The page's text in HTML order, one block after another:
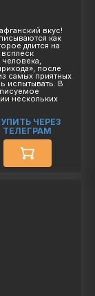
вкус!
как
длится на
после
самых приятных
испытывать. В
нескольких
ЧЕРЕЗ
ТЕЛЕГРАМ